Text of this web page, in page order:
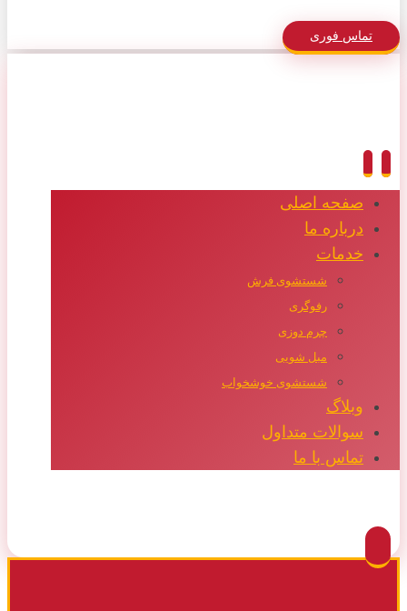
تماس فوری
صفحه اصلی
درباره ما
خدمات
شستشوی فرش
رفوگری
چرم دوزی
مبل شویی
شستشوی خوشخواب
وبلاگ
سوالات متداول
تماس با ما